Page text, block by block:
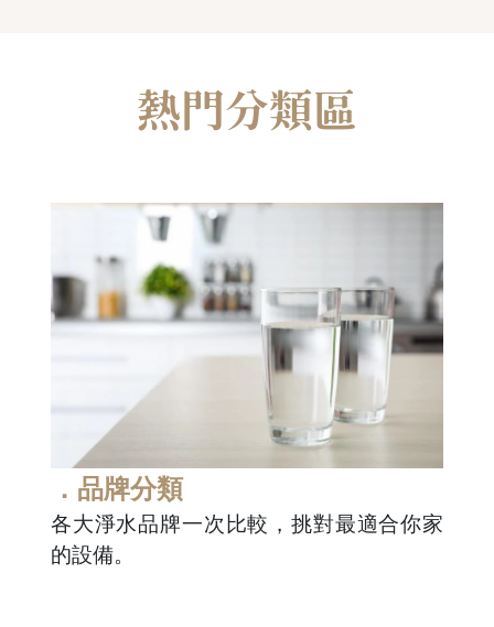
熱門分類區
．品牌分類
各大淨水品牌一次比較，挑對最適合你家
的設備。